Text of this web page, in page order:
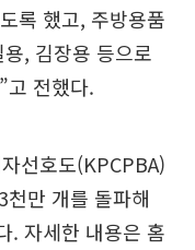
록 했고, 주방용품
, 김장용 등으로
고 전했다.
선호도(KPCPBA)
만 개를 돌파해
. 자세한 내용은 홈